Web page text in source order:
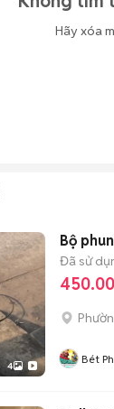
Hãy xóa
4
Bộ
Đã sử